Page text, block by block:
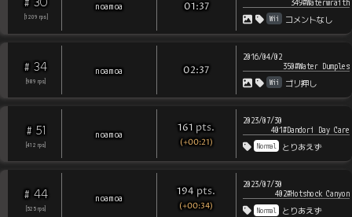
#
1209 rps
noamoa 01:37
349#Waterwraith
Wii コメントなし
# 34
[989 rps
noamoa 02:37
2016/04/02
350#Water Dumples
Wii ゴリ押し
# 51
[412 rps
noamoa 161 pts.
(+00:21)
2023/07/30
401#Dandori Day Care
Normal とりあえず
# 44
525 rps
noamoa 194 pts.
(+00:34)
2023/07/30
402#Hotshock Canyon
Normal とりあえず